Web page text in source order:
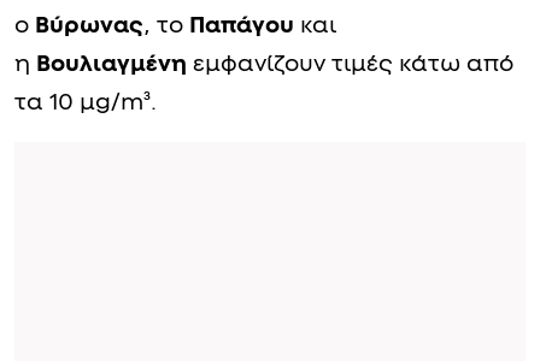
ο Βύρωνας, το Παπάγου και
η Βουλιαγμένη εμφανίζουν τιμές κάτω από
τα 10 μg/m³.